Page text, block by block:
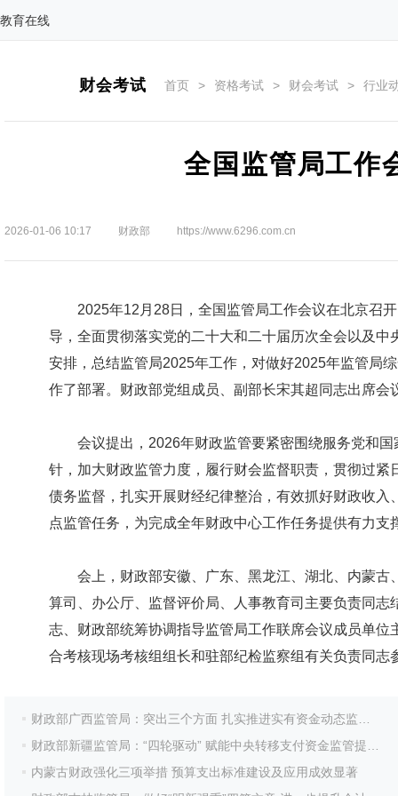
教育在线
财会考试 首页 > 资格考试 > 财会考试 > 行业
全国监管局工作
2026-01-06 10:17 财政部 https://www.6296.com.cn
2025年12月28日，全国监管局工作会议在北京召开
导，全面贯彻落实党的二十大和二十届历次全会以及
安排，总结监管局2025年工作，对做好2025年监管局
作了部署。财政部党组成员、副部长宋其超同志出席会
会议提出，2026年财政监管要紧密围绕服务党和国
针，加大财政监管力度，履行财会监督职责，贯彻过
债务监督，扎实开展财经纪律整治，有效抓好财政收入
点监管任务，为完成全年财政中心工作任务提供有力支
会上，财政部安徽、广东、黑龙江、湖北、内蒙古
算司、办公厅、监督评价局、人事教育司主要负责同
志、财政部统筹协调指导监管局工作联席会议成员单
合考核现场考核组组长和驻部纪检监察组有关负责同志
财政部广西监管局：突出三个方面 扎实推进实有资金动态监控扩大试点工作
财政部新疆监管局：“四轮驱动” 赋能中央转移支付资金监管提质增效
内蒙古财政强化三项举措 预算支出标准建设及应用成效显著